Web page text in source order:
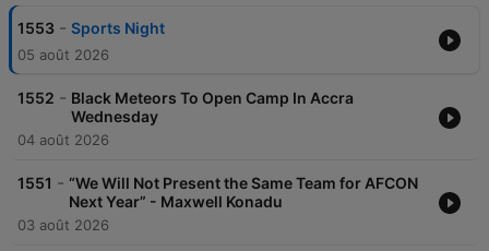
1553 - Sports Night
05 août 2026
1552 - Black Meteors To Open Camp In Accra
Wednesday
04 août 2026
1551 - “We Will Not Present the Same Team for AFCON
Next Year” - Maxwell Konadu
03 août 2026